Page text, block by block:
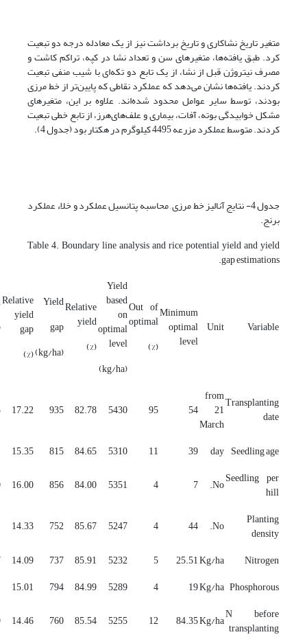
متغیر تاریخ نشاکاری و تاریخ برداشت نیز از یک معادله درجه دو تبعیت
کرد. طبق یافته‌ها، متغیرهای سن و تعداد نشا در کپه، تراکم کاشت و
مصرف نیتروژن قبل از نشا، از یک تابع دو تکه‌ای با شیب منفی تبعیت
کردند. یافته‌ها نشان می‌دهد که عملکرد نقاطی که پایین‌تر از خط مرزی
بودند، توسط سایر عوامل محدود شده‌اند. علاوه بر این، متغیرهای
مشکل خوابیدگی بوته، آفات، بیماری و علف‌های‌هرز، از تابع خطی تبعیت
کردند. متوسط عملکرد مزرعه 4495 کیلوگرم در هکتار بود (جدول 4).
جدول 4- نتایج آنالیز خط مرزی , محاسبه پتانسیل عملکرد و خلاء عملکرد
برنج.
Table 4. Boundary line analysis and rice potential yield and yield
gap estimations.
Variable
Unit
Minimum
optimal
level
Out of
optimal
(%)
Yield
based
on
optimal
level
(kg/ha)
Relative
yield
(%)
Yield
gap
(kg/ha)
Relative
yield
gap
(%)
Transplanting
date
from
21
March
54
95
5430
82.78
935
17.22
Seedling age
day
39
11
5310
84.65
815
15.35
Seedling per
hill
No.
7
4
5351
84.00
856
16.00
Planting
density
No.
44
4
5247
85.67
752
14.33
Nitrogen
Kg/ha
25.51
5
5232
85.91
737
14.09
Phosphorous
Kg/ha
19
4
5289
84.99
794
15.01
N before
transplanting
Kg/ha
84.35
12
5255
85.54
760
14.46